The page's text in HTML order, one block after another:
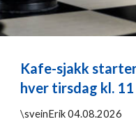
Kafe-sjakk
hver tirsdag kl. 11
\sveinErik04.08.2026